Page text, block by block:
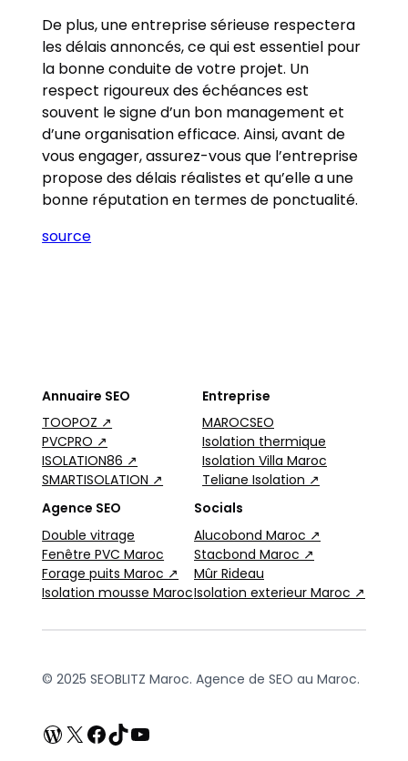
De plus, une entreprise sérieuse respectera
les délais annoncés, ce qui est essentiel pour
la bonne conduite de votre projet. Un
respect rigoureux des échéances est
souvent le signe d’un bon management et
d’une organisation efficace. Ainsi, avant de
vous engager, assurez-vous que l’entreprise
propose des délais réalistes et qu’elle a une
bonne réputation en termes de ponctualité.
source
Annuaire SEO
TOOPOZ ↗
PVCPRO ↗
ISOLATION86 ↗
SMARTISOLATION ↗
Entreprise
MAROCSEO
Isolation thermique
Isolation Villa Maroc
Teliane Isolation ↗
Agence SEO
Double vitrage
Fenêtre PVC Maroc
Forage puits Maroc ↗
Isolation mousse Maroc
Socials
Alucobond Maroc ↗
Stacbond Maroc ↗
Mûr Rideau
Isolation exterieur Maroc ↗
© 2025 SEOBLITZ Maroc. Agence de SEO au Maroc.
WordPress
X Facebook
TikTokYouTube